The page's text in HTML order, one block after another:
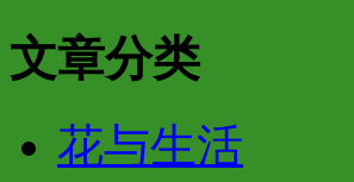
文章分类
花与生活